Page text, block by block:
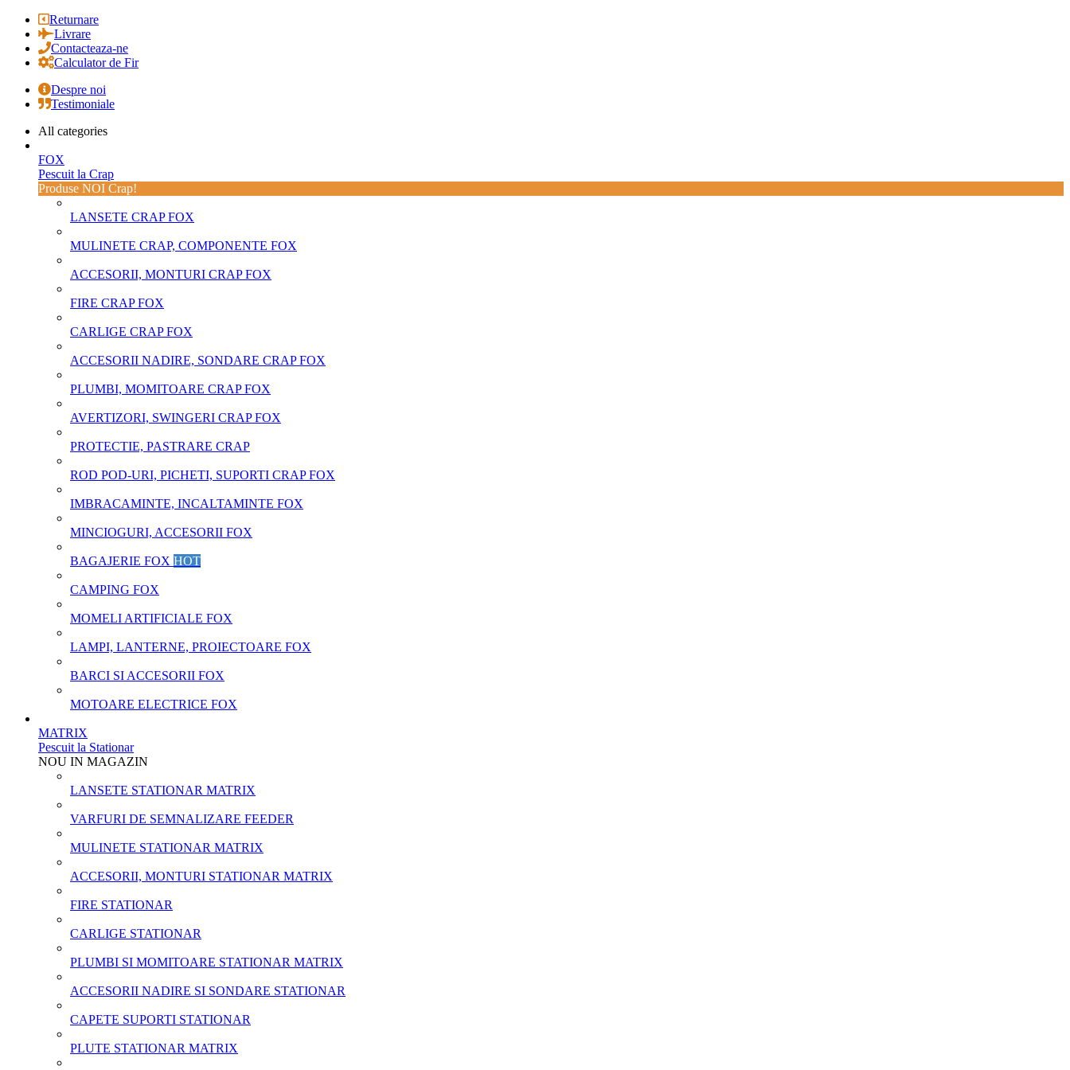
Returnare
Livrare
Contacteaza-ne
Calculator de Fir
Despre noi
Testimoniale
All categories
FOX
Pescuit la Crap
Produse NOI Crap!
LANSETE CRAP FOX
MULINETE CRAP, COMPONENTE FOX
ACCESORII, MONTURI CRAP FOX
FIRE CRAP FOX
CARLIGE CRAP FOX
ACCESORII NADIRE, SONDARE CRAP FOX
PLUMBI, MOMITOARE CRAP FOX
AVERTIZORI, SWINGERI CRAP FOX
PROTECTIE, PASTRARE CRAP
ROD POD-URI, PICHETI, SUPORTI CRAP FOX
IMBRACAMINTE, INCALTAMINTE FOX
MINCIOGURI, ACCESORII FOX
BAGAJERIE FOX HOT
CAMPING FOX
MOMELI ARTIFICIALE FOX
LAMPI, LANTERNE, PROIECTOARE FOX
BARCI SI ACCESORII FOX
MOTOARE ELECTRICE FOX
MATRIX
Pescuit la Stationar
NOU IN MAGAZIN
LANSETE STATIONAR MATRIX
VARFURI DE SEMNALIZARE FEEDER
MULINETE STATIONAR MATRIX
ACCESORII, MONTURI STATIONAR MATRIX
FIRE STATIONAR
CARLIGE STATIONAR
PLUMBI SI MOMITOARE STATIONAR MATRIX
ACCESORII NADIRE SI SONDARE STATIONAR
CAPETE SUPORTI STATIONAR
PLUTE STATIONAR MATRIX